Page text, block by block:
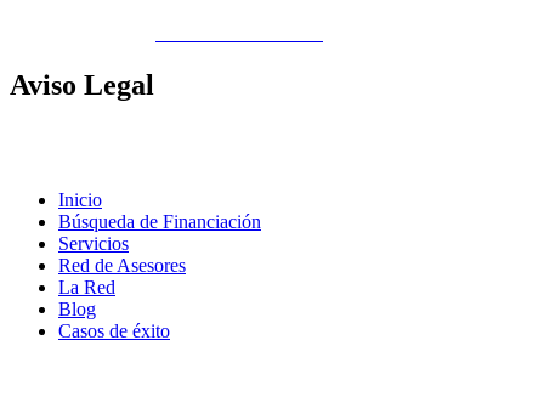
Aviso Legal
Inicio
Búsqueda de Financiación
Servicios
Red de Asesores
La Red
Blog
Casos de éxito